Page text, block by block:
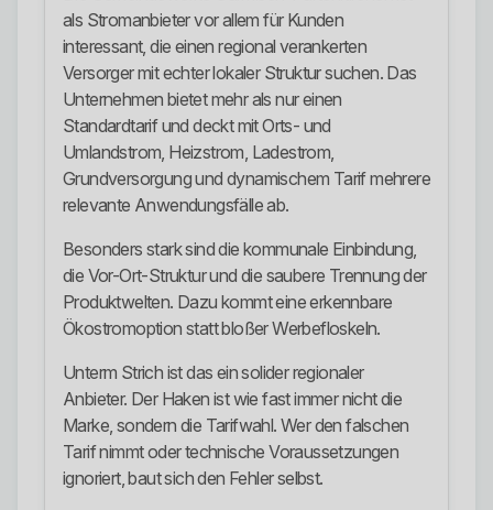
als Stromanbieter vor allem für Kunden
interessant, die einen regional verankerten
Versorger mit echter lokaler Struktur suchen. Das
Unternehmen bietet mehr als nur einen
Standardtarif und deckt mit Orts- und
Umlandstrom, Heizstrom, Ladestrom,
Grundversorgung und dynamischem Tarif mehrere
relevante Anwendungsfälle ab.
Besonders stark sind die kommunale Einbindung,
die Vor-Ort-Struktur und die saubere Trennung der
Produktwelten. Dazu kommt eine erkennbare
Ökostromoption statt bloßer Werbefloskeln.
Unterm Strich ist das ein solider regionaler
Anbieter. Der Haken ist wie fast immer nicht die
Marke, sondern die Tarifwahl. Wer den falschen
Tarif nimmt oder technische Voraussetzungen
ignoriert, baut sich den Fehler selbst.